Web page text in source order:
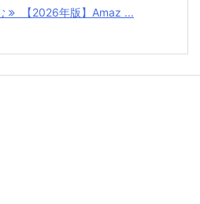
【2026年版】Amaz ...